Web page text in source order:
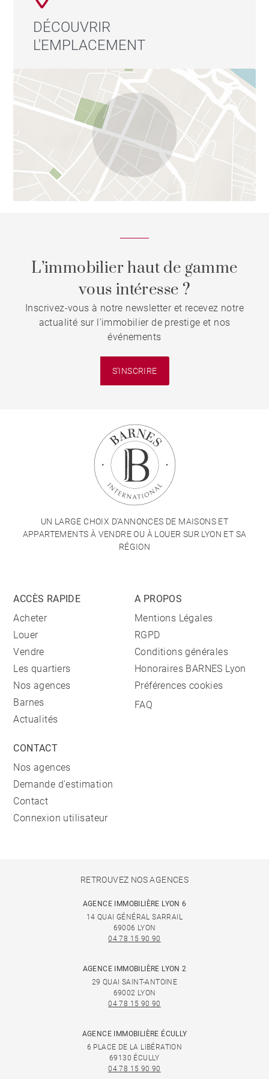
nombreux espaces verts de la ville
ou de la Réserve naturelle de la mine du Verdy.
sur les risques auxquels ce bien est exposé sont
disponibles sur le site Géorisques :
www.georisques.gouv.fr - Monique ROCHET - Agent
commercial - EI - RSAC Lyon 439121948
DÉCOUVRIR
L'EMPLACEMENT
L’immobilier haut de gamme
vous intéresse ?
Inscrivez-vous à notre newsletter et recevez notre
actualité sur l'immobilier de prestige et nos
événements
S'INSCRIRE
UN LARGE CHOIX D'ANNONCES DE MAISONS ET
APPARTEMENTS À VENDRE OU À LOUER SUR LYON ET SA
RÉGION
ACCÈS RAPIDE
Acheter
Louer
Vendre
Les quartiers
Nos agences
Barnes
Actualités
A PROPOS
Mentions Légales
RGPD
Conditions générales
Honoraires BARNES Lyon
Préférences cookies
FAQ
CONTACT
Nos agences
Demande d'estimation
Contact
Connexion utilisateur
RETROUVEZ NOS AGENCES
AGENCE IMMOBILIÈRE LYON 6
14 QUAI GÉNÉRAL SARRAIL
69006 LYON
04 78 15 90 90
AGENCE IMMOBILIÈRE LYON 2
29 QUAI SAINT-ANTOINE
69002 LYON
04 78 15 90 90
AGENCE IMMOBILIÈRE ÉCULLY
6 PLACE DE LA LIBÉRATION
69130 ÉCULLY
04 78 15 90 90